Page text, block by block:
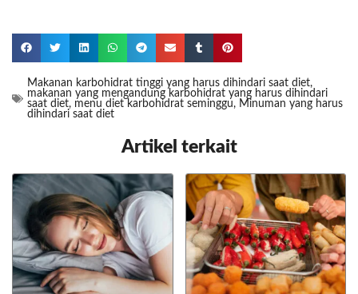
Makanan karbohidrat tinggi yang harus dihindari saat diet,
makanan yang mengandung karbohidrat yang harus dihindari
saat diet, menu diet karbohidrat seminggu, Minuman yang harus
dihindari saat diet
Artikel terkait